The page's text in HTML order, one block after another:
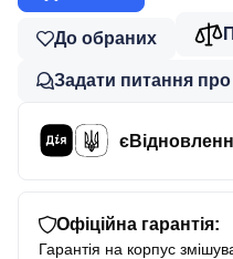
До обраних
Задати питання
Офіційна гарантія:
Гарантія на корпус